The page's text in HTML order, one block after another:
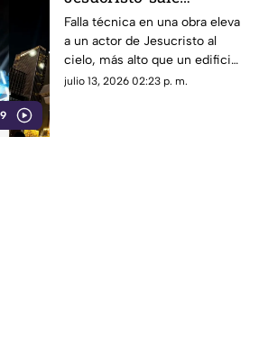
volando' al cielo por
falla técnica en plena
obra
Falla técnica en una obra eleva
a un actor de Jesucristo al
cielo, más alto que un edificio.
El video es viral por su
julio 13, 2026 02:23 p. m.